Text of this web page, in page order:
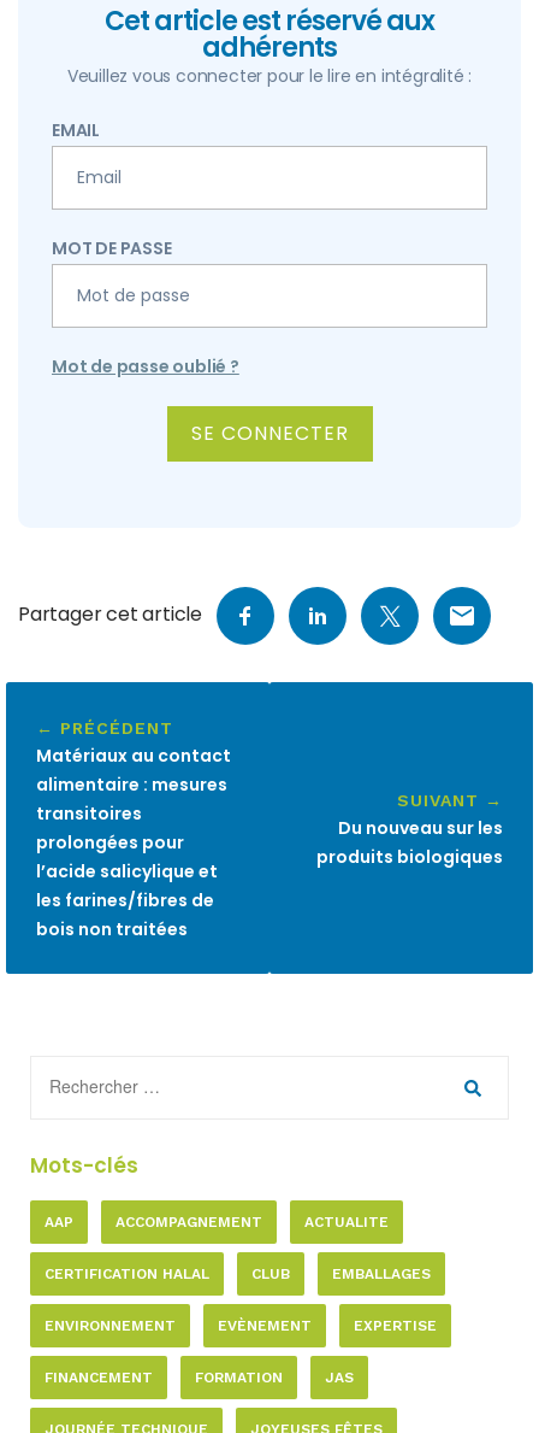
Cet article est réservé aux
adhérents
Veuillez vous connecter pour le lire en intégralité :
EMAIL
MOT DE PASSE
Mot de passe oublié ?
Partager cet article
← PRÉCÉDENT
Matériaux au contact
alimentaire : mesures
transitoires
prolongées pour
l’acide salicylique et
les farines/fibres de
bois non traitées
SUIVANT →
Du nouveau sur les
produits biologiques
Mots-clés
AAP ACCOMPAGNEMENT ACTUALITE
CERTIFICATION HALAL CLUB EMBALLAGES
ENVIRONNEMENT EVÈNEMENT EXPERTISE
FINANCEMENT FORMATION JAS
JOURNÉE TECHNIQUE JOYEUSES FÊTES